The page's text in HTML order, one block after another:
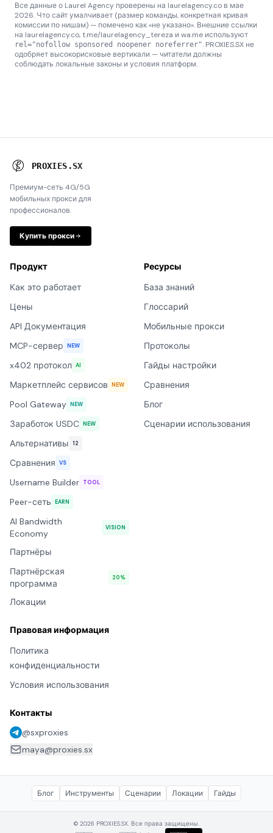
Все данные о Laurel Agency проверены на laurelagency.co в мае
2026. Что сайт умалчивает (размер команды, конкретная кривая
комиссии по нишам) — помечено как «не указано». Внешние ссылки
на laurelagency.co, t.me/laurelagency_tereza и wa.me используют
rel="nofollow sponsored noopener noreferrer". PROXIES.SX не
одобряет высокорисковые вертикали — читатели должны
соблюдать локальные законы и условия платформ.
PROXIES .SX
Премиум-сеть 4G/5G
мобильных прокси для
профессионалов.
Купить прокси
Продукт
Как это работает
Цены
API Документация
MCP-сервер NEW
x402 протокол AI
Маркетплейс сервисов NEW
Pool Gateway NEW
Заработок USDC NEW
Альтернативы 12
Сравнения VS
Username Builder TOOL
Peer-сеть EARN
AI Bandwidth
Economy
VISION
Партнёры
Партнёрская
программа
20%
Локации
Ресурсы
База знаний
Глоссарий
Мобильные прокси
Протоколы
Гайды настройки
Сравнения
Блог
Сценарии использования
Правовая информация
Политика
конфиденциальности
Условия использования
Контакты
@sxproxies
maya@proxies.sx
Блог Инструменты Сценарии Локации Гайды
© 2026 PROXIES.SX. Все права защищены.